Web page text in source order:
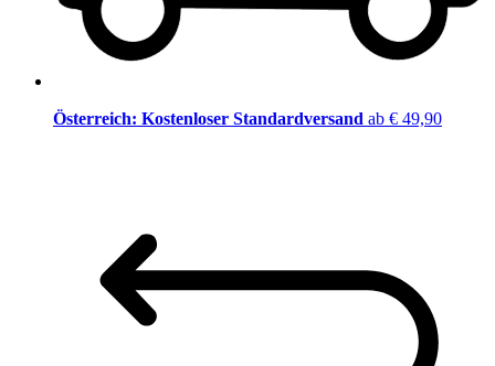
Österreich: Kostenloser Standardversand ab € 49,90